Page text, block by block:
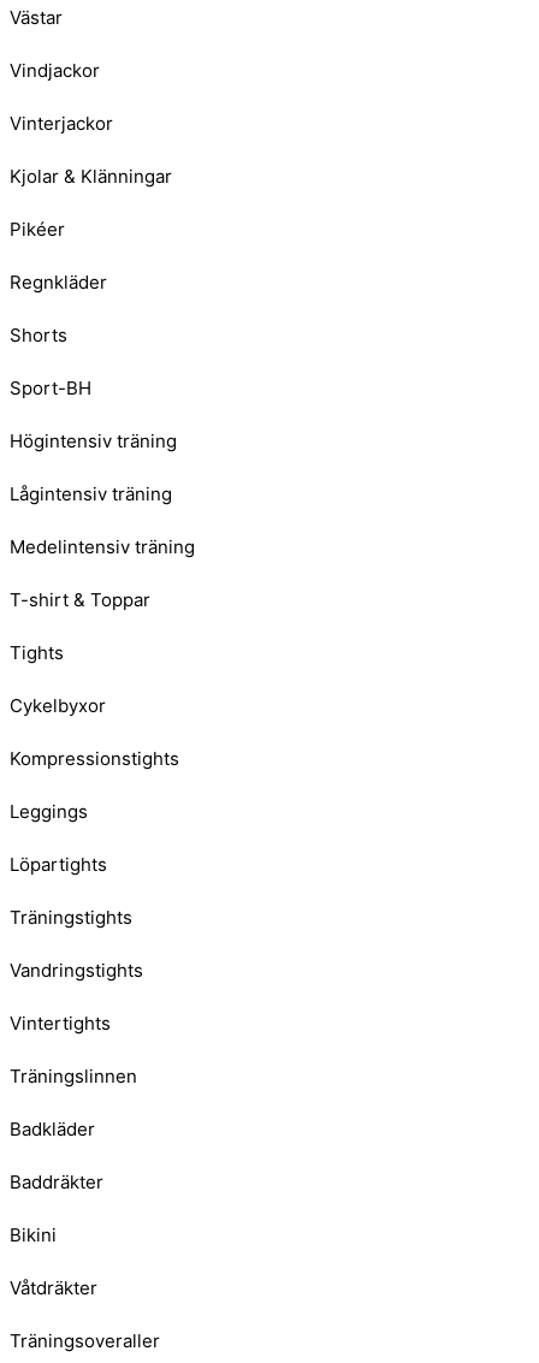
Västar
Vindjackor
Vinterjackor
Kjolar & Klänningar
Pikéer
Regnkläder
Shorts
Sport-BH
Högintensiv träning
Lågintensiv träning
Medelintensiv träning
T-shirt & Toppar
Tights
Cykelbyxor
Kompressionstights
Leggings
Löpartights
Träningstights
Vandringstights
Vintertights
Träningslinnen
Badkläder
Baddräkter
Bikini
Våtdräkter
Träningsoveraller